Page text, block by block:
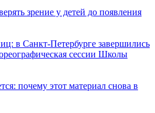
зрение у детей до появления
в Санкт-Петербурге завершились
сессии Школы
почему этот материал снова в